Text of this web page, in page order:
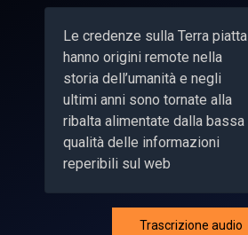
Le credenze sulla Terra piatta
hanno origini remote nella
storia dell’umanità e negli
ultimi anni sono tornate alla
ribalta alimentate dalla bassa
qualità delle informazioni
reperibili sul web
Trascrizione audio